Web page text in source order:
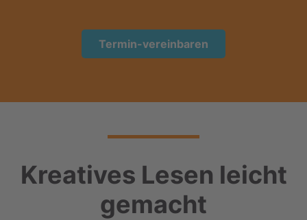
Termin-vereinbaren
Kreatives Lesen leicht
gemacht